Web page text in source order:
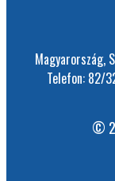
Magyarország,
Telefon: 82/
©